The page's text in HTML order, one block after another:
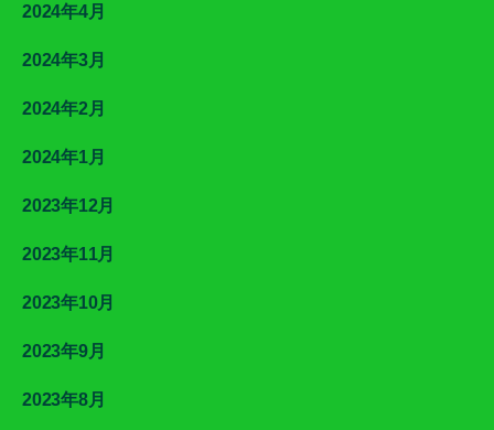
2024年4月
2024年3月
2024年2月
2024年1月
2023年12月
2023年11月
2023年10月
2023年9月
2023年8月